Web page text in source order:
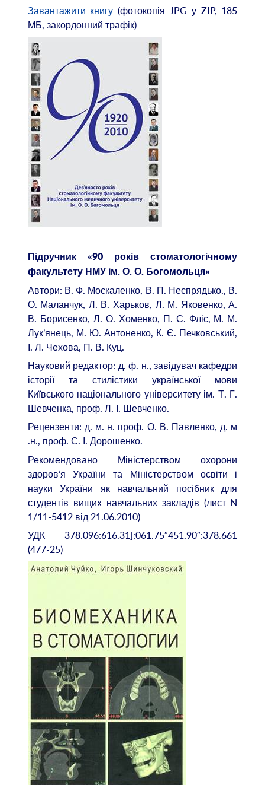
Завантажити книгу (фотокопія JPG у ZIP, 185
МБ, закордонний трафік)
Підручник «90 років стоматологічному
факультету НМУ ім. О. О. Богомольця»
Автори: В. Ф. Москаленко, В. П. Неспрядько., В.
О. Маланчук, Л. В. Харьков, Л. М. Яковенко, А.
В. Борисенко, Л. О. Хоменко, П. С. Фліс, М. М.
Лук’янець, М. Ю. Антоненко, К. Є. Печковський,
І. Л. Чехова, П. В. Куц.
Науковий редактор: д. ф. н., завідувач кафедри
історії та стилістики української мови
Київського національного університету ім. Т. Г.
Шевченка, проф. Л. І. Шевченко.
Рецензенти: д. м. н. проф. О. В. Павленко, д. м
.н., проф. С. І. Дорошенко.
Рекомендовано Міністерством охорони
здоров’я України та Міністерством освіти і
науки України як навчальний посібник для
студентів вищих навчальних закладів (лист N
1/11-5412 від 21.06.2010)
УДК 378.096:616.31]:061.75″451.90″:378.661
(477-25)